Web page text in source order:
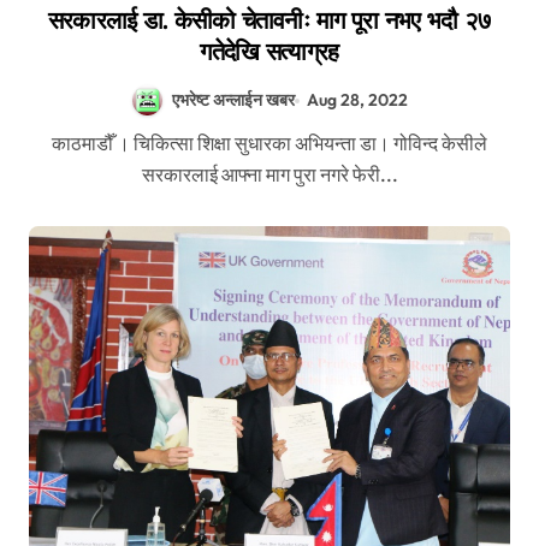
सरकारलाई डा. केसीको चेतावनीः माग पूरा नभए भदौ २७
गतेदेखि सत्याग्रह
एभरेष्ट अन्लाईन खबर Aug 28, 2022
काठमाडौँ । चिकित्सा शिक्षा सुधारका अभियन्ता डा। गोविन्द केसीले
सरकारलाई आफ्ना माग पुरा नगरे फेरी...